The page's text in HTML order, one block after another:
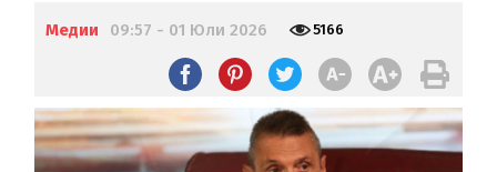
Медии 09:57 - 01 Юли 2026 5166